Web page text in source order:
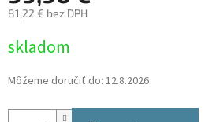
81,22 € bez DPH
cena:
skladom
Môžeme doručiť do: 12.8.2026